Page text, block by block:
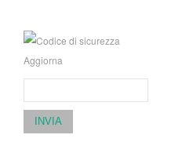
Aggiorna
INVIA